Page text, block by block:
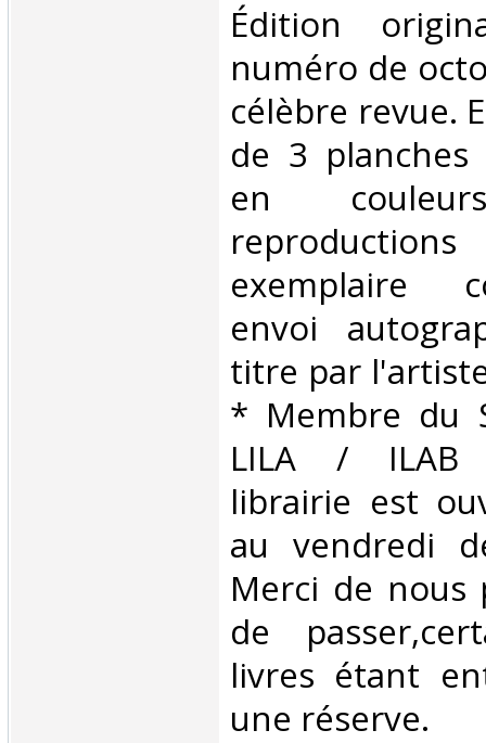
‎Édition
numéro de
célèbre revue.
de 3 planches
en
exemplaire
envoi
titre par
* Membre du
LILA / ILAB
librairie est
au vendredi
Merci de nous
de
livres étant
une réserve. ‎